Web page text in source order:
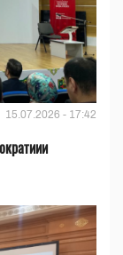
15.07.2026 - 17:42